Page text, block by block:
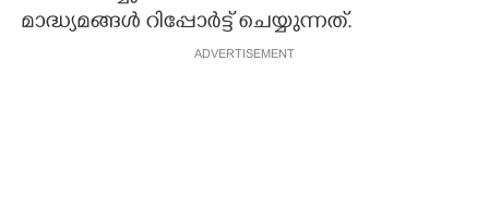
മാദ്ധ്യമങ്ങള്‍ റിപ്പോര്‍ട്ട് ചെയ്യുന്നത്.
ADVERTISEMENT